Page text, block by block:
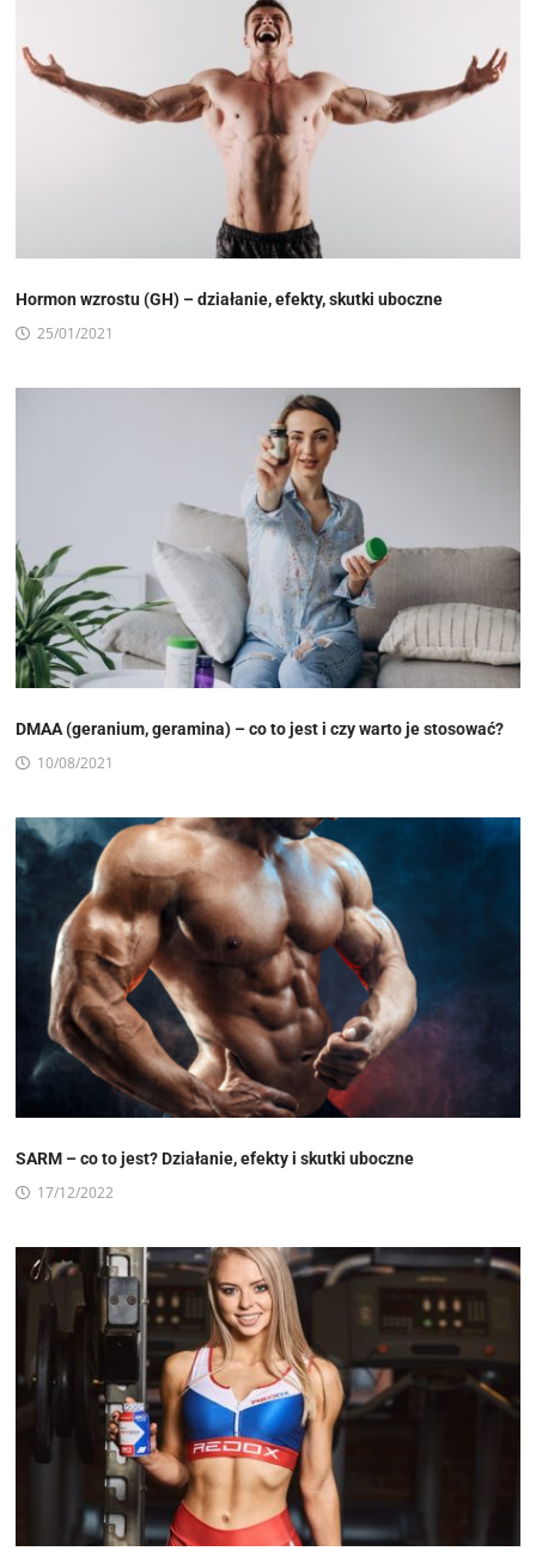
Hormon wzrostu (GH) – działanie, efekty, skutki uboczne
25/01/2021
DMAA (geranium, geramina) – co to jest i czy warto je stosować?
10/08/2021
SARM – co to jest? Działanie, efekty i skutki uboczne
17/12/2022